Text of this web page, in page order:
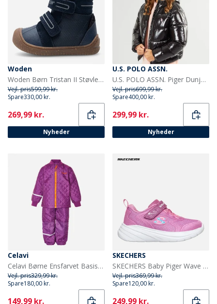
Woden
Woden Børn Tristan II Støvler 010 Navy
Vejl. pris599,99 kr.
Spare330,00 kr.
Current
269,99 kr.
Nyheder
U.S. POLO ASSN.
U.S. POLO ASSN. Piger Dunjakke Sort
Vejl. pris699,99 kr.
Spare400,00 kr.
Current
299,99 kr.
Nyheder
Celavi
Celavi Børne Ensfarvet Basis Termosæt Lilac
Vejl. pris329,99 kr.
Spare180,00 kr.
Current
149,99 kr.
SKECHERS
SKECHERS Baby Piger Wave 92 Sneakers Pink
Vejl. pris369,99 kr.
Spare120,00 kr.
Current
249,99 kr.